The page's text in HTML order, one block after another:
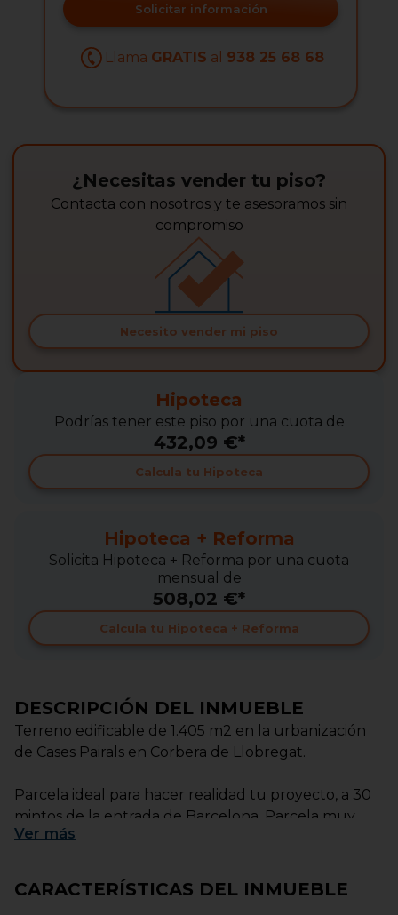
Solicitar información
Llama GRATIS al 938 25 68 68
¿Necesitas vender tu piso?
Contacta con nosotros y te asesoramos sin
compromiso
Necesito vender mi piso
Hipoteca
Podrías tener este piso por una cuota de
432,09 €*
Calcula tu Hipoteca
Hipoteca + Reforma
Solicita Hipoteca + Reforma por una cuota
mensual de
508,02 €*
Calcula tu Hipoteca + Reforma
DESCRIPCIÓN DEL INMUEBLE
Terreno edificable de 1.405 m2 en la urbanización
de Cases Pairals en Corbera de Llobregat.
Parcela ideal para hacer realidad tu proyecto, a 30
mintos de la entrada de Barcelona. Parcela muy
soleada.
Informate sin compromiso.
Ver más
CARACTERÍSTICAS DEL INMUEBLE